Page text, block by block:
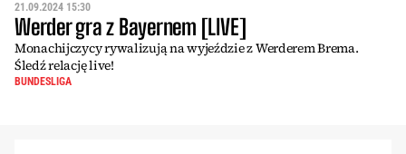
21.09.2024 15:30
Werder gra z Bayernem [LIVE]
Monachijczycy rywalizują na wyjeździe z Werderem Brema.
Śledź relację live!
BUNDESLIGA